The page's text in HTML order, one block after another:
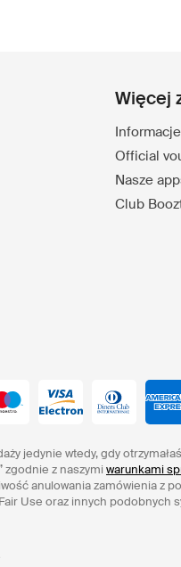
Więcej
Official
Nasze
Club
jedynie wtedy, gdy
zgodnie z naszymi warunkami
anulowania zamówienia z
Use oraz innych podobnych